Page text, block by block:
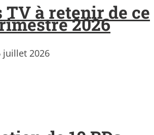
TV à retenir de ce
2026
juillet 2026